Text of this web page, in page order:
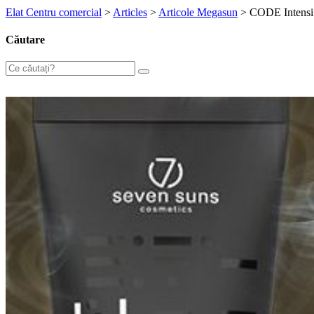
Elat Centru comercial > Articles > Articole Megasun > CODE
Căutare